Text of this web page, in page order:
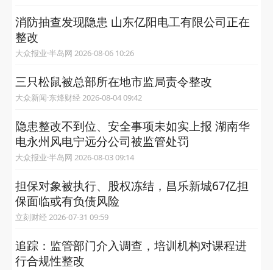
消防抽查发现隐患 山东亿阳电工有限公司正在
整改
大众报业·半岛网 2026-08-06 10:26
三只松鼠被总部所在地市监局责令整改
大众新闻·东烽财经 2026-08-04 09:42
隐患整改不到位、安全事项未如实上报 湖南华
电永州风电宁远分公司被监管处罚
大众报业·半岛网 2026-08-03 09:14
担保对象被执行、股权冻结，昌乐新城67亿担
保面临或有负债风险
立刻财经 2026-07-31 09:59
追踪：监管部门介入调查，培训机构对课程进
行合规性整改